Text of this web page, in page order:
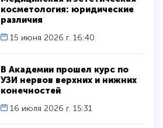
В Академии прошел курс по
УЗИ нервов верхних и нижних
конечностей
16 июля 2026 г. 15:31
косметология: юридические
различия
15 июня 2026 г. 16:40